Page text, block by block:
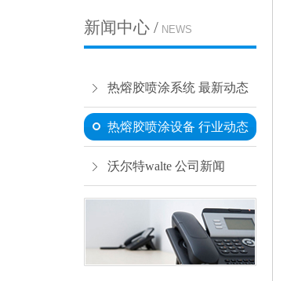
新闻中心 / NEWS
热熔胶喷涂系统 最新动态
热熔胶喷涂设备 行业动态
沃尔特walte 公司新闻